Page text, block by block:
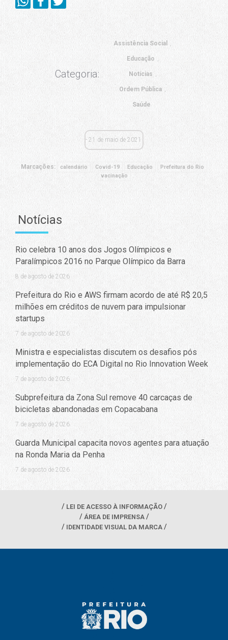
Categoria:
Assistência Social
Educação
Notícias
Ordem Pública
Saúde
21 de maio de 2021
Marcações: calendário Covid-19 Educação
Prefeitura do Rio
vacinação
Notícias
Rio celebra 10 anos dos Jogos Olímpicos e
Paralímpicos 2016 no Parque Olímpico da Barra
8 de agosto de 2026
Prefeitura do Rio e AWS firmam acordo de até R$ 20,5
milhões em créditos de nuvem para impulsionar
startups
7 de agosto de 2026
Ministra e especialistas discutem os desafios pós
implementação do ECA Digital no Rio Innovation Week
7 de agosto de 2026
Subprefeitura da Zona Sul remove 40 carcaças de
bicicletas abandonadas em Copacabana
7 de agosto de 2026
Guarda Municipal capacita novos agentes para atuação
na Ronda Maria da Penha
7 de agosto de 2026
LEI DE ACESSO À INFORMAÇÃO
ÁREA DE IMPRENSA
IDENTIDADE VISUAL DA MARCA